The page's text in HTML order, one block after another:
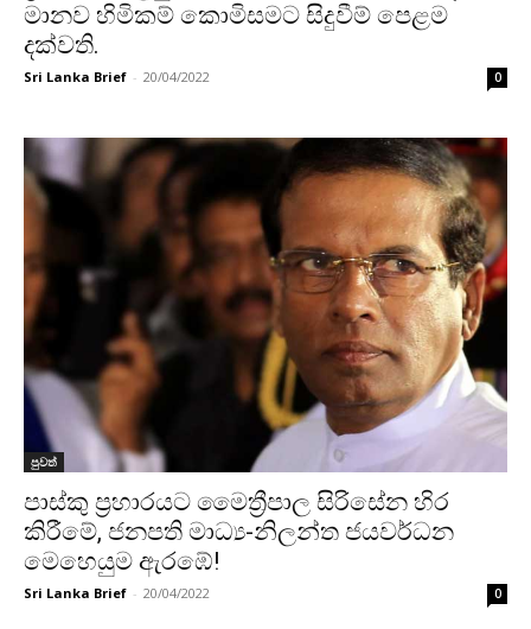
මානව හිමිකම් කොමිසමට සිදුවීම් පෙළම
දක්වති.
Sri Lanka Brief - 20/04/2022 0
පුවත්
පාස්කු ප්‍රහාරයට මෛත්‍රීපාල සිරිසේන හිර
කිරීමේ, ජනපති මාධ්‍ය-නිලන්ත ජයවර්ධන
මෙහෙයුම ඇරඹේ!
Sri Lanka Brief - 20/04/2022 0